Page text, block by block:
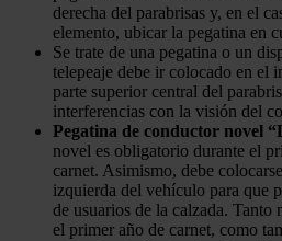
derecha del parabrisas y, en el
elemento, ubicar la pegatina en
Se trate de una pegatina o un
telepeaje debe ir colocado en el
parte superior central del
interferencias con la visión del
Pegatina de conductor novel
novel es obligatorio durante el
carnet. Asimismo, debe
izquierda del vehículo para que
de usuarios de la calzada. Tanto
el primer año de carnet, como